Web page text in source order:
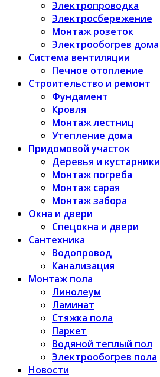
Электропроводка
Электросбережение
Монтаж розеток
Электрообогрев дома
Система вентиляции
Печное отопление
Строительство и ремонт
Фундамент
Кровля
Монтаж лестниц
Утепление дома
Придомовой участок
Деревья и кустарники
Монтаж погреба
Монтаж сарая
Монтаж забора
Окна и двери
Спецокна и двери
Сантехника
Водопровод
Канализация
Монтаж пола
Линолеум
Ламинат
Стяжка пола
Паркет
Водяной теплый пол
Электрообогрев пола
Новости